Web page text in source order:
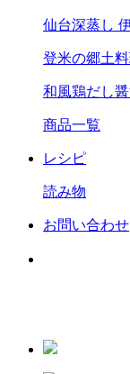
仙台深蒸し
登米の郷土
和風鶏だし
商品一覧
レシピ
読み物
お問い合わせ